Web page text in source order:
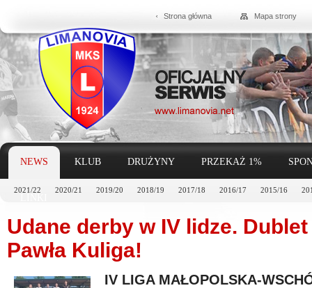
Strona główna Mapa strony
NEWS
2021/22 2020/21 2019/20 2018/19 2017/18 2016/17 2015/16
KLUB DRUŻYNY PRZEKAŻ 1%
Udane derby w IV lidze.
Pawła Kuliga!
IV LIGA MAŁOPOLSKA-